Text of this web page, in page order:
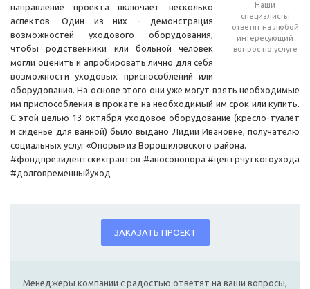
Наши
специалисты
ответят на любой
интересующий
вопрос по услуге
направление проекта включает несколько
аспектов. Один из них - демонстрация
возможностей уходового оборудования,
чтобы родственники или больной человек
могли оценить и апробировать лично для себя
возможности уходовых приспособлений или
оборудования. На основе этого они уже могут взять необходимые
им приспособления в прокате на необходимый им срок или купить.
С этой целью 13 октября уходовое оборудование (кресло-туалет
и сиденье для ванной) было выдано Лидии Ивановне, получателю
социальных услуг «Опоры» из Ворошиловского района.
#фондпрезидентскихгрантов #аносонопора #центрчуткогоухода
#долговременныйуход
ЗАКАЗАТЬ ПРОЕКТ
Менеджеры компании с радостью ответят на ваши вопросы,